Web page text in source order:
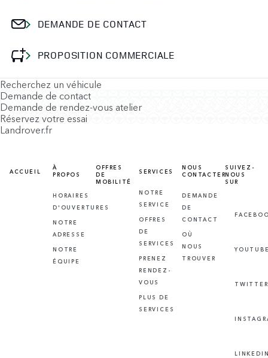
DEMANDE DE CONTACT
PROPOSITION COMMERCIALE
Recherchez un véhicule
Demande de contact
Demande de rendez-vous atelier
Réservez votre essai
Landrover.fr
ACCUEIL
À
PROPOS
HORAIRES
D'OUVERTURES
NOTRE
ADRESSE
NOTRE
ÉQUIPE
OFFRES
DE
MOBILITÉ
SERVICES
NOTRE
SERVICE
OFFRES
DE
SERVICES
PRENEZ
RENDEZ-
VOUS
PLUS DE
SERVICES
NOUS
CONTACTER
DEMANDE
DE
CONTACT
OÙ
NOUS
TROUVER
SUIVEZ-
NOUS
SUR
TWITTER